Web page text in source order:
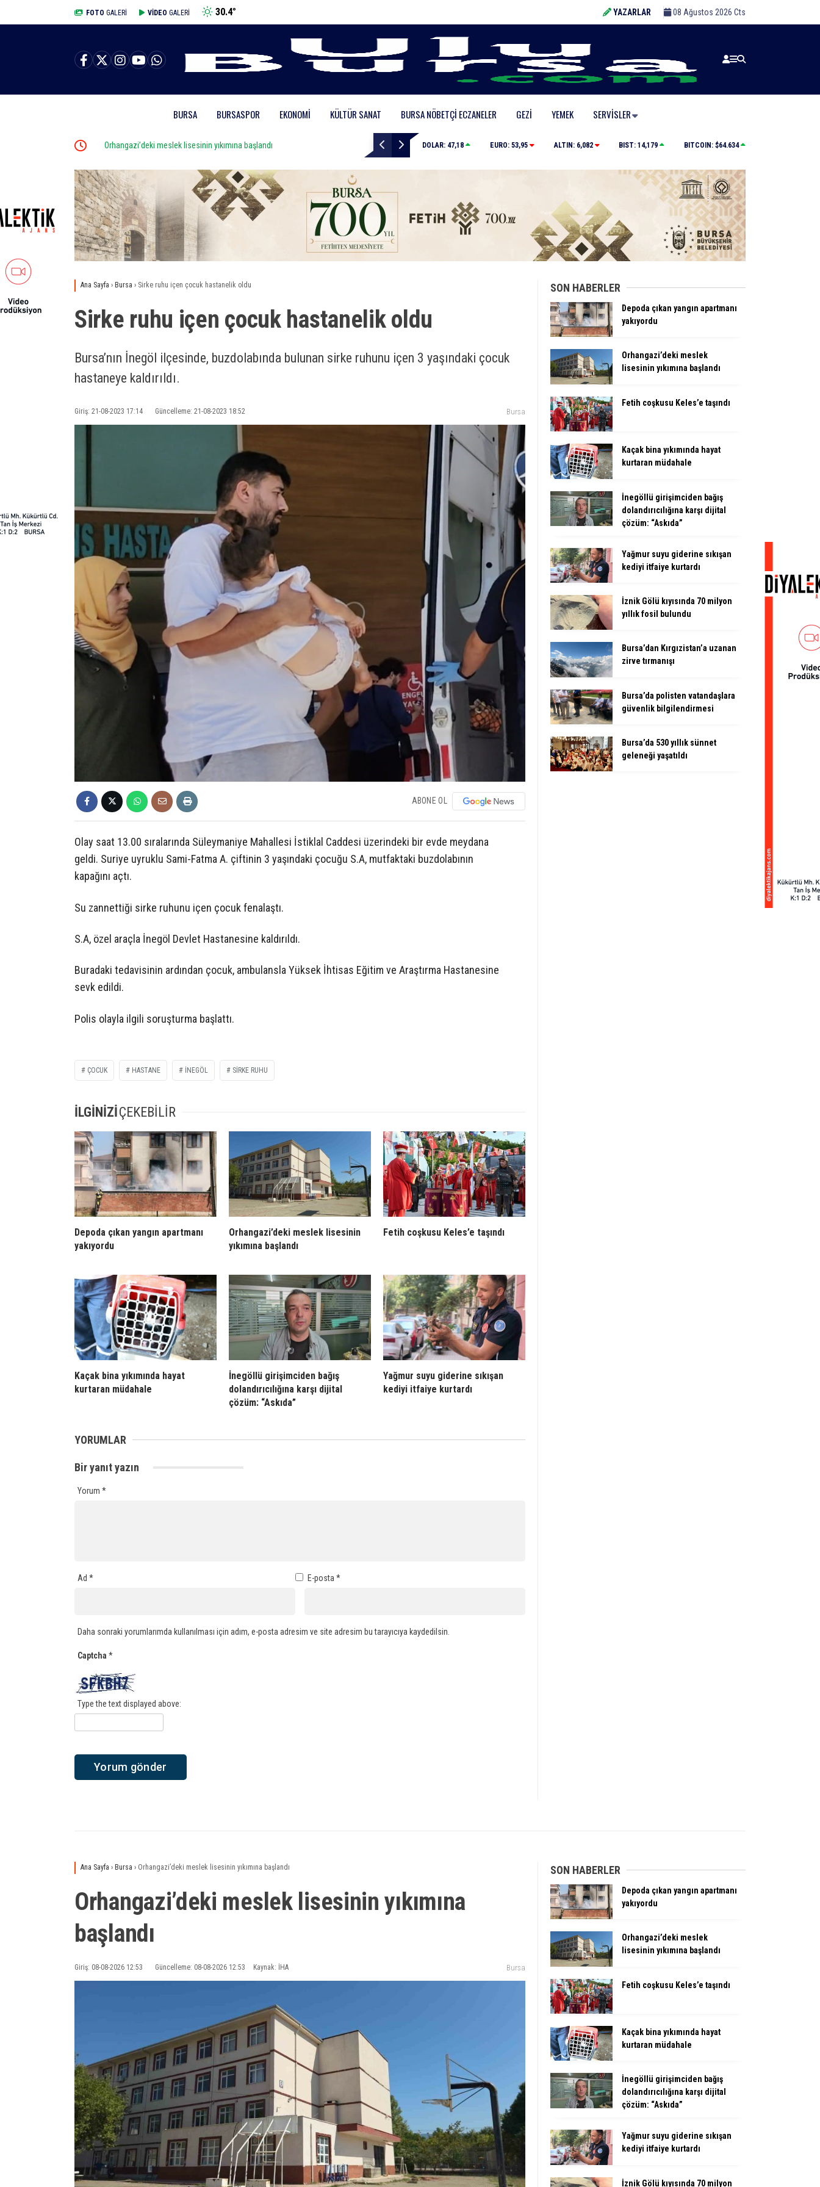
FOTO GALERİ VİDEO GALERİ 30.4° YAZARLAR 08 Ağustos 2026 Cts
BURSA BURSASPOR EKONOMI KÜLTÜR SANAT BURSA NÖBETÇI ECZANELER GEZI YEMEK SERVISLER
Orhangazi’deki meslek lisesinin yıkımına başlandı Fetih coşkusu Keles’e taşındı Kaçak bina yıkımında hayat kurtaran müdahale
DOLAR: 47,18 EURO: 53,95 ALTIN: 6,082 BIST: 14,179 BITCOIN: $64.634
Ana Sayfa › Bursa › Sirke ruhu içen çocuk hastanelik oldu
Sirke ruhu içen çocuk hastanelik oldu
Bursa’nın İnegöl ilçesinde, buzdolabında bulunan sirke ruhunu içen 3 yaşındaki çocuk
hastaneye kaldırıldı.
Giriş: 21-08-2023 17:14 Güncelleme: 21-08-2023 18:52 Bursa
ABONE OL
Olay saat 13.00 sıralarında Süleymaniye Mahallesi İstiklal Caddesi üzerindeki bir evde meydana
geldi. Suriye uyruklu Sami-Fatma A. çiftinin 3 yaşındaki çocuğu S.A, mutfaktaki buzdolabının
kapağını açtı.
Su zannettiği sirke ruhunu içen çocuk fenalaştı.
S.A, özel araçla İnegöl Devlet Hastanesine kaldırıldı.
Buradaki tedavisinin ardından çocuk, ambulansla Yüksek İhtisas Eğitim ve Araştırma Hastanesine
sevk edildi.
Polis olayla ilgili soruşturma başlattı.
ÇOCUK HASTANE INEGÖL SIRKE RUHU
İLGİNİZİÇEKEBİLİR
Depoda çıkan yangın apartmanı
yakıyordu
Orhangazi’deki meslek lisesinin
yıkımına başlandı
Fetih coşkusu Keles’e taşındı
Kaçak bina yıkımında hayat
kurtaran müdahale
İnegöllü girişimciden bağış
dolandırıcılığına karşı dijital
çözüm: “Askıda”
Yağmur suyu giderine sıkışan
kediyi itfaiye kurtardı
YORUMLAR
Bir yanıt yazın
Yorum *
Ad * E-posta *
Daha sonraki yorumlarımda kullanılması için adım, e-posta adresim ve site adresim bu tarayıcıya kaydedilsin.
Captcha *
Type the text displayed above:
SON HABERLER
Depoda çıkan yangın apartmanı
yakıyordu
Orhangazi’deki meslek
lisesinin yıkımına başlandı
Fetih coşkusu Keles’e taşındı
Kaçak bina yıkımında hayat
kurtaran müdahale
İnegöllü girişimciden bağış
dolandırıcılığına karşı dijital
çözüm: “Askıda”
Yağmur suyu giderine sıkışan
kediyi itfaiye kurtardı
İznik Gölü kıyısında 70 milyon
yıllık fosil bulundu
Bursa’dan Kırgızistan’a uzanan
zirve tırmanışı
Bursa’da polisten vatandaşlara
güvenlik bilgilendirmesi
Bursa’da 530 yıllık sünnet
geleneği yaşatıldı
Ana Sayfa › Bursa › Orhangazi’deki meslek lisesinin yıkımına başlandı
Orhangazi’deki meslek lisesinin yıkımına
başlandı
Giriş: 08-08-2026 12:53 Güncelleme: 08-08-2026 12:53 Kaynak: İHA Bursa
SON HABERLER
Depoda çıkan yangın apartmanı
yakıyordu
Orhangazi’deki meslek
lisesinin yıkımına başlandı
Fetih coşkusu Keles’e taşındı
Kaçak bina yıkımında hayat
kurtaran müdahale
İnegöllü girişimciden bağış
dolandırıcılığına karşı dijital
çözüm: “Askıda”
Yağmur suyu giderine sıkışan
kediyi itfaiye kurtardı
İznik Gölü kıyısında 70 milyon